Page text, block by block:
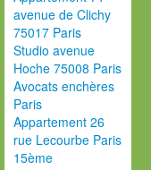
avenue de Clichy
75017 Paris
Studio avenue
Hoche 75008 Paris
Avocats enchères
Paris
Appartement 26
rue Lecourbe Paris
15ème